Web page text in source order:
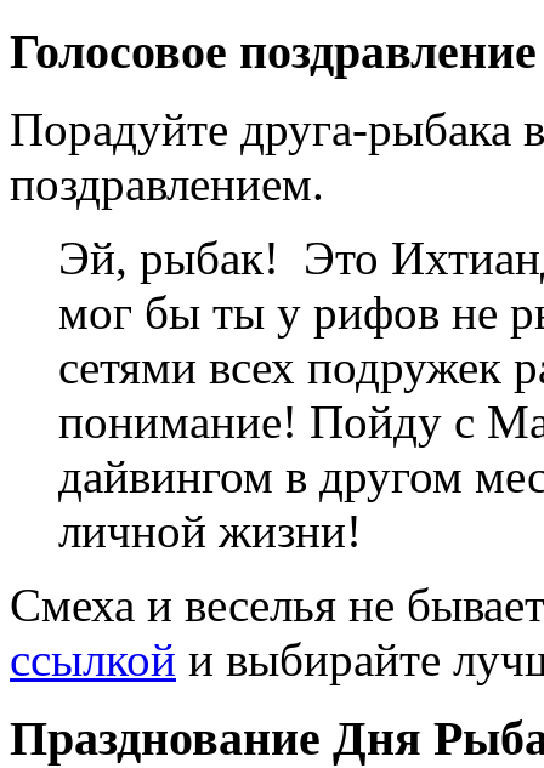
Голосовое
Порадуйте друга-рыбака
поздравлением.
Эй, рыбак! Это
мог бы ты у рифов не
сетями всех подружек
понимание! Пойду с
дайвингом в другом
личной жизни!
Смеха и веселья не
ссылкой и выбирайте
Празднование Дня